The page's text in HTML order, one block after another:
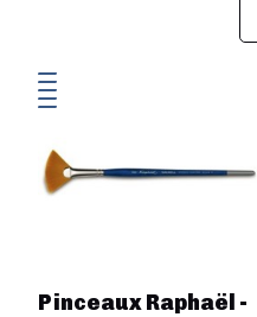
Pinceaux Raphaël -